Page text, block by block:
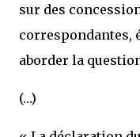
sur des
correspondantes,
aborder la
(…)